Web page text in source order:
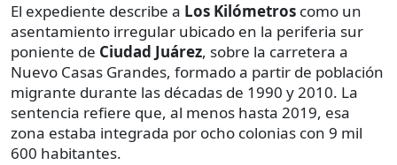
El expediente describe a Los Kilómetros como un
asentamiento irregular ubicado en la periferia sur
poniente de Ciudad Juárez, sobre la carretera a
Nuevo Casas Grandes, formado a partir de población
migrante durante las décadas de 1990 y 2010. La
sentencia refiere que, al menos hasta 2019, esa
zona estaba integrada por ocho colonias con 9 mil
600 habitantes.